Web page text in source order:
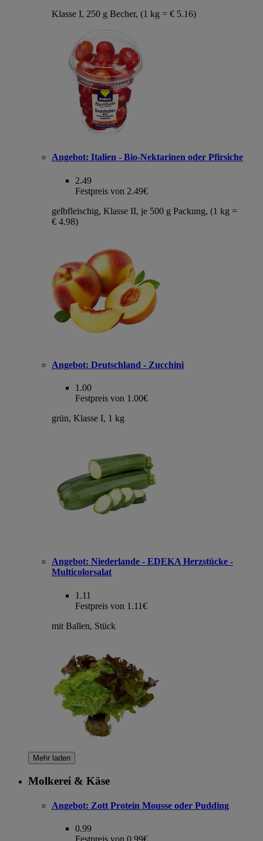
Klasse I, 250 g Becher, (1 kg = € 5.16)
Angebot: Italien - Bio-Nektarinen oder Pfirsiche
2.49
Festpreis von 2.49€
gelbfleischig, Klasse II, je 500 g Packung, (1 kg =
€ 4.98)
Angebot: Deutschland - Zucchini
1.00
Festpreis von 1.00€
grün, Klasse I, 1 kg
Angebot: Niederlande - EDEKA Herzstücke -
Multicolorsalat
1.11
Festpreis von 1.11€
mit Ballen, Stück
Mehr laden
Molkerei & Käse
Angebot: Zott Protein Mousse oder Pudding
0.99
Festpreis von 0.99€